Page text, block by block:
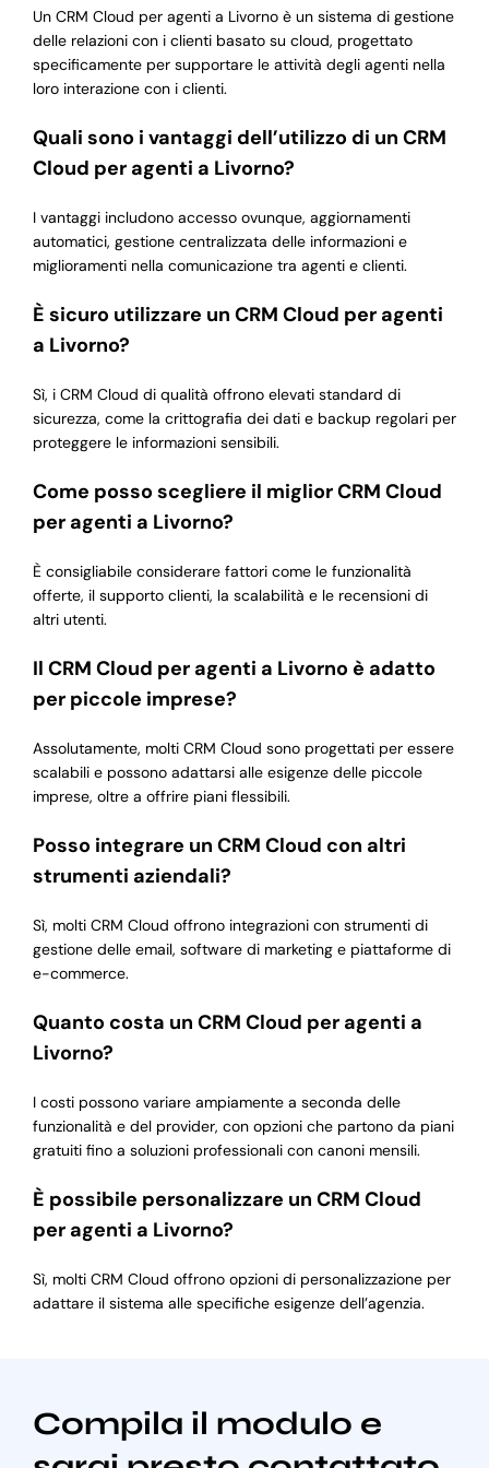
Un CRM Cloud per agenti a Livorno è un sistema di gestione
delle relazioni con i clienti basato su cloud, progettato
specificamente per supportare le attività degli agenti nella
loro interazione con i clienti.
Quali sono i vantaggi dell’utilizzo di un CRM
Cloud per agenti a Livorno?
I vantaggi includono accesso ovunque, aggiornamenti
automatici, gestione centralizzata delle informazioni e
miglioramenti nella comunicazione tra agenti e clienti.
È sicuro utilizzare un CRM Cloud per agenti
a Livorno?
Sì, i CRM Cloud di qualità offrono elevati standard di
sicurezza, come la crittografia dei dati e backup regolari per
proteggere le informazioni sensibili.
Come posso scegliere il miglior CRM Cloud
per agenti a Livorno?
È consigliabile considerare fattori come le funzionalità
offerte, il supporto clienti, la scalabilità e le recensioni di
altri utenti.
Il CRM Cloud per agenti a Livorno è adatto
per piccole imprese?
Assolutamente, molti CRM Cloud sono progettati per essere
scalabili e possono adattarsi alle esigenze delle piccole
imprese, oltre a offrire piani flessibili.
Posso integrare un CRM Cloud con altri
strumenti aziendali?
Sì, molti CRM Cloud offrono integrazioni con strumenti di
gestione delle email, software di marketing e piattaforme di
e-commerce.
Quanto costa un CRM Cloud per agenti a
Livorno?
I costi possono variare ampiamente a seconda delle
funzionalità e del provider, con opzioni che partono da piani
gratuiti fino a soluzioni professionali con canoni mensili.
È possibile personalizzare un CRM Cloud
per agenti a Livorno?
Sì, molti CRM Cloud offrono opzioni di personalizzazione per
adattare il sistema alle specifiche esigenze dell’agenzia.
Compila il modulo e